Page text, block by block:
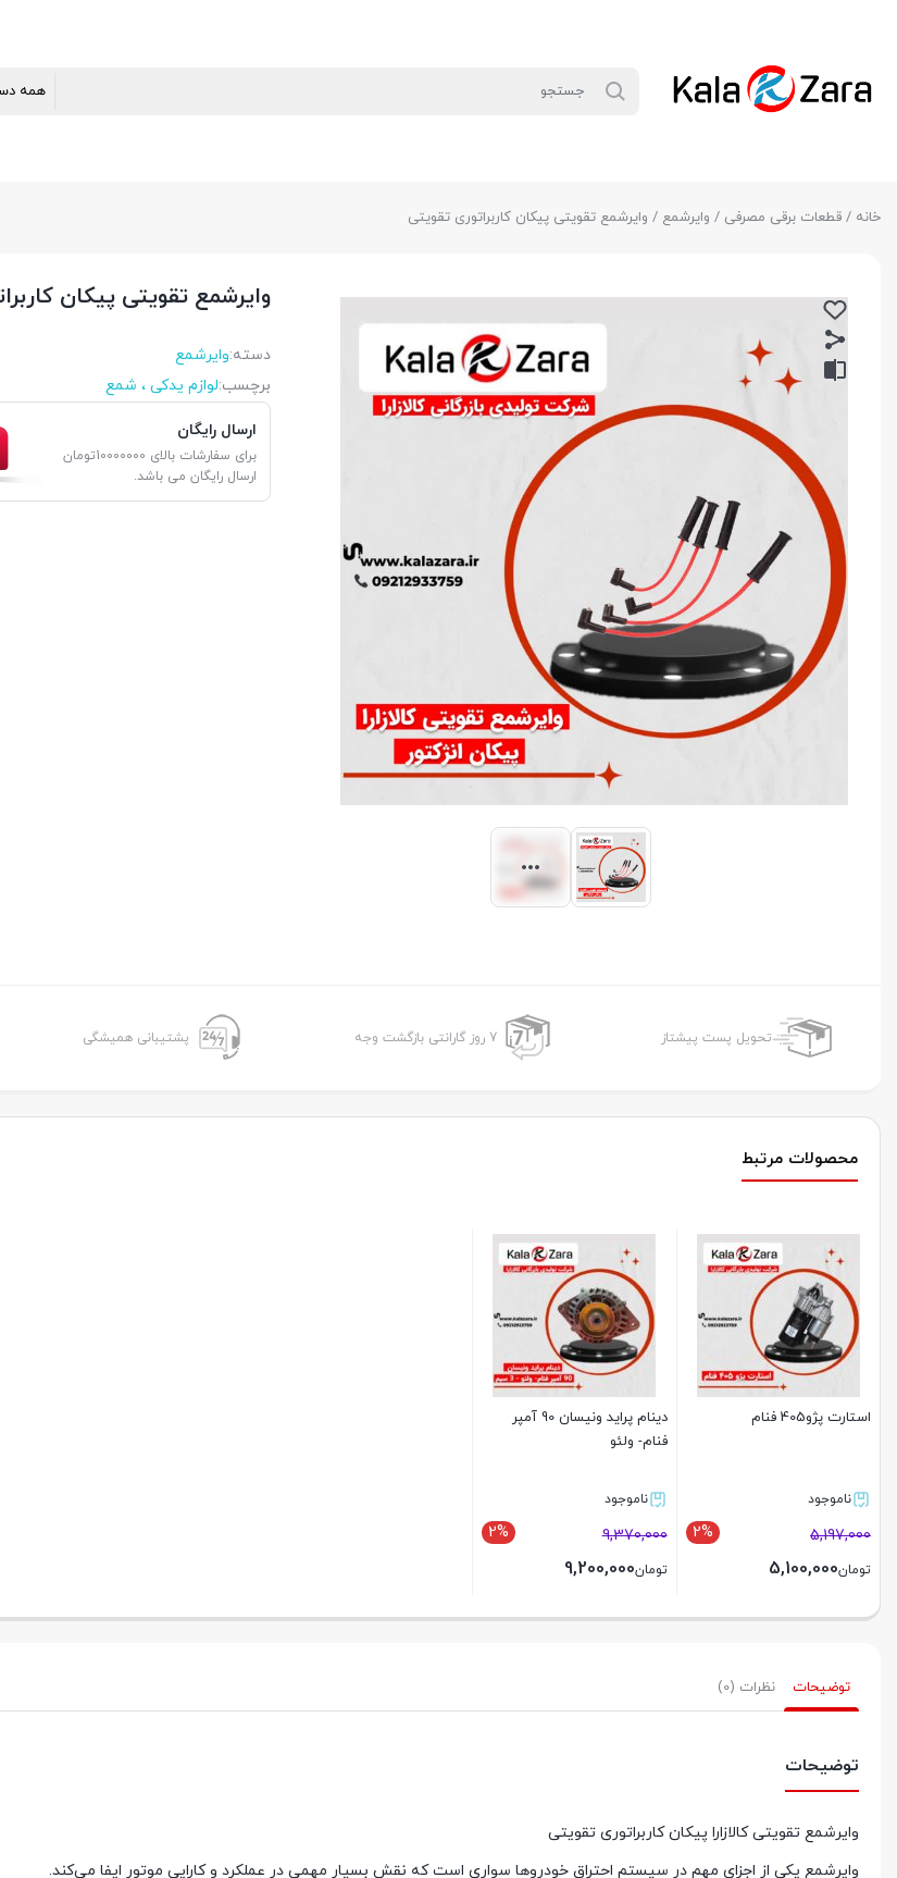
خانه / قطعات برقی مصرفی / وایرشمع / وایرشمع تقویتی پیکان کاربراتوری تقویتی
وایرشمع تقویتی پیکان
دسته:وایرشمع
برچسب:لوازم یدکی ، شمع
ارسال رایگان
برای سفارشات بالای 10000000تومان
ارسال رایگان می باشد.
تحویل پست پیشتاز 7 روز گارانتی بازگشت وجه پشتیبانی همیشگی
محصولات مرتبط
استارت پژو405 فنام
ناموجود
2% 5,197,000
تومان5,100,000
بستن
دینام پراید ونیسان 90 آمپر
فنام- ولئو
ناموجود
2% 9,370,000
تومان9,200,000
بستن
توضیحات نظرات (0)
توضیحات
وایرشمع تقویتی کالازارا پیکان کاربراتوری تقویتی
وایرشمع یکی از اجزای مهم در سیستم احتراق خودروها سواری است که نقش بسیار مهمی در عملکرد و کارایی موتور ایفا می‌کند.